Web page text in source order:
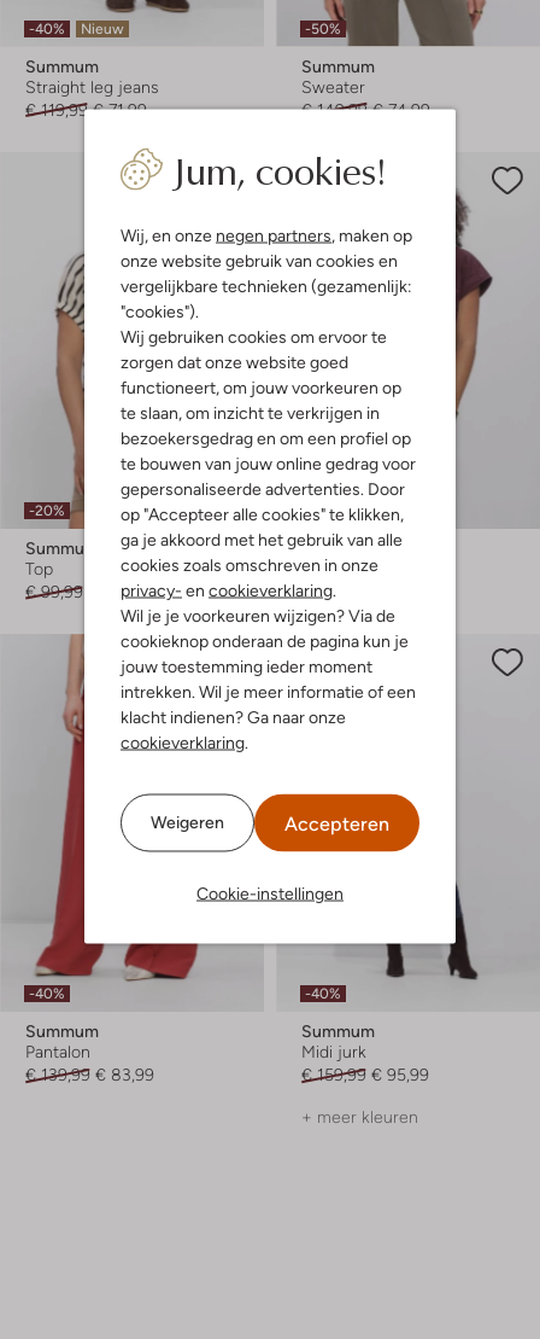
Jum, cookies!
Wij, en onze negen partners , maken op
onze website gebruik van cookies en
vergelijkbare technieken (gezamenlijk:
"cookies").
Wij gebruiken cookies om ervoor te
zorgen dat onze website goed
functioneert, om jouw voorkeuren op
te slaan, om inzicht te verkrijgen in
bezoekersgedrag en om een profiel op
te bouwen van jouw online gedrag voor
gepersonaliseerde advertenties. Door
op "Accepteer alle cookies" te klikken,
ga je akkoord met het gebruik van alle
cookies zoals omschreven in onze
privacy- en cookieverklaring
Wil je je voorkeuren wijzigen? Via de
cookieknop onderaan de pagina kun je
jouw toestemming ieder moment
intrekken. Wil je meer informatie of een
klacht indienen? Ga naar onze
cookieverklaring
Weigeren Accepteren
Cookie-instellingen
-40% Nieuw
Summum
Straight leg jeans
€ 119,99 € 71,99
-50%
Summum
Sweater
€ 149,99 € 74,99
-20%
Summum
Top
€ 99,99
€ 79,99
Nieuw
Summum
Blouse
€ 99,99
-40%
Summum
Pantalon
€ 139,99 € 83,99
-40%
Summum
Midi jurk
€ 159,99 € 95,99
+ meer kleuren